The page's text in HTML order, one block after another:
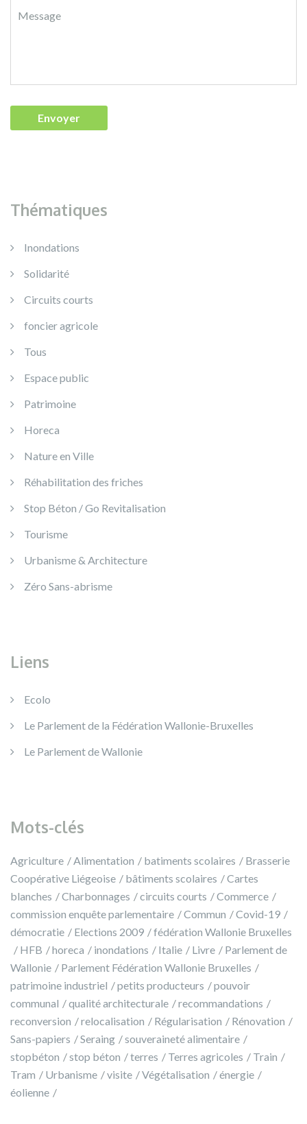
Thématiques
Inondations
Solidarité
Circuits courts
foncier agricole
Tous
Espace public
Patrimoine
Horeca
Nature en Ville
Réhabilitation des friches
Stop Béton / Go Revitalisation
Tourisme
Urbanisme & Architecture
Zéro Sans-abrisme
Liens
Ecolo
Le Parlement de la Fédération Wallonie-Bruxelles
Le Parlement de Wallonie
Mots-clés
Agriculture Alimentation batiments scolaires
Brasserie
Coopérative Liégeoise
bâtiments scolaires
Cartes
blanches
Charbonnages circuits courts
Commerce
commission enquête parlementaire
Commun
Covid-19
démocratie
Elections 2009
fédération Wallonie Bruxelles
HFB
horeca inondations Italie Livre
Parlement de
Wallonie
Parlement Fédération Wallonie Bruxelles
patrimoine industriel
petits producteurs
pouvoir
communal
qualité architecturale
recommandations
reconversion
relocalisation Régularisation
Rénovation
Sans-papiers
Seraing
souveraineté alimentaire
stopbéton
stop béton terres Terres agricoles
Train
Tram
Urbanisme visite Végétalisation
énergie
éolienne